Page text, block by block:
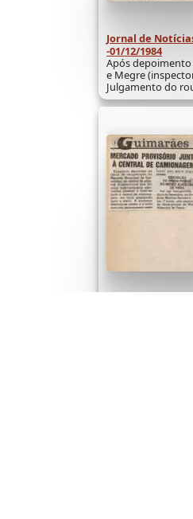
Jornal de
-01/12/1984
Após depoimento
e Megre
Julgamento do
Jornal de